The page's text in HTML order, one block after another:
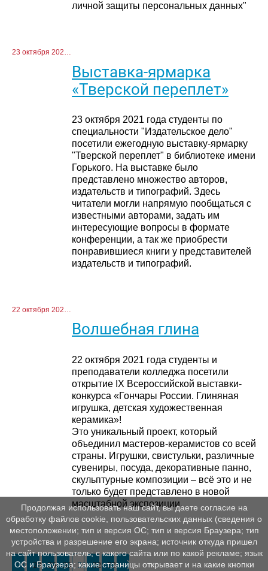
личной защиты персональных данных"
23 октября 2021 г.
Выставка-ярмарка
«Тверской переплет»
23 октября 2021 года студенты по
специальности "Издательское дело"
посетили ежегодную выставку-ярмарку
"Тверской переплет" в библиотеке имени
Горького. На выставке было
представлено множество авторов,
издательств и типографий. Здесь
читатели могли напрямую пообщаться с
известными авторами, задать им
интересующие вопросы в формате
конференции, а так же приобрести
понравившиеся книги у представителей
издательств и типографий.
22 октября 2021 г.
Волшебная глина
22 октября 2021 года студенты и
преподаватели колледжа посетили
открытие IX Всероссийской выставки-
конкурса «Гончары России. Глиняная
игрушка, детская художественная
керамика»!
Это уникальный проект, который
объединил мастеров-керамистов со всей
страны. Игрушки, свистульки, различные
сувениры, посуда, декоративные панно,
скульптурные композиции – всё это и не
только будет представлено в новой
масштабной экспозиции.
28 29 30 31 32 33
Продолжая использовать наш сайт, вы даете согласие на
обработку файлов cookie, пользовательских данных (сведения о
местоположении; тип и версия ОС; тип и версия Браузера; тип
устройства и разрешение его экрана; источник откуда пришел
на сайт пользователь; с какого сайта или по какой рекламе; язык
ОС и Браузера; какие страницы открывает и на какие кнопки